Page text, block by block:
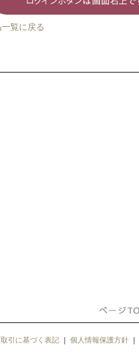
覧に戻る
引に基づく表記 ｜ 個人情報保護方針 ｜